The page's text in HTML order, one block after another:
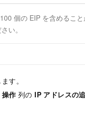
個の EIP を含めるこ
い。
す。
操作 列のIP アドレスの